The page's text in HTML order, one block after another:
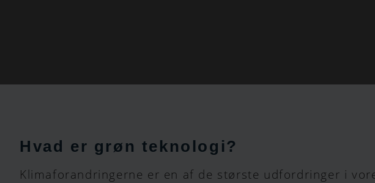
Hvad er grøn teknologi?
Klimaforandringerne er en af de største udfordringer i